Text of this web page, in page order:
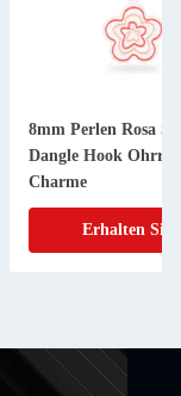
8mm Perlen Rosa
Dangle Hook
Charme
Erhalten Sie